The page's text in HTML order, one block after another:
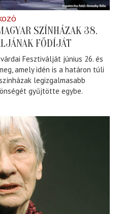
SZÍNHÁZAK 38.
FŐDÍJÁT
Fesztiválját június 26. és
amely idén is a határon túli
legizgalmasabb
gyűjtötte egybe.